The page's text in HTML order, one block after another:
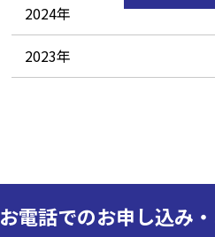
2024年
2023年
お電話でのお申し込み